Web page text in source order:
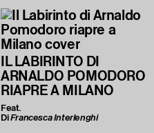
IL LABIRINTO DI
ARNALDO POMODORO
RIAPRE A MILANO
Feat.
DiFrancesca Interlenghi